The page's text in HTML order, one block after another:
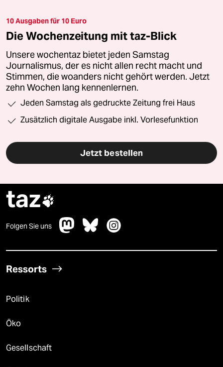
10 Ausgaben für 10 Euro
Die Wochenzeitung mit taz-Blick
Unsere wochentaz bietet jeden Samstag
Journalismus, der es nicht allen recht macht und
Stimmen, die woanders nicht gehört werden. Jetzt
zehn Wochen lang kennenlernen.
Jeden Samstag als gedruckte Zeitung frei Haus
Zusätzlich digitale Ausgabe inkl. Vorlesefunktion
Jetzt bestellen
taz
Folgen Sie uns
Ressorts
Politik
Öko
Gesellschaft